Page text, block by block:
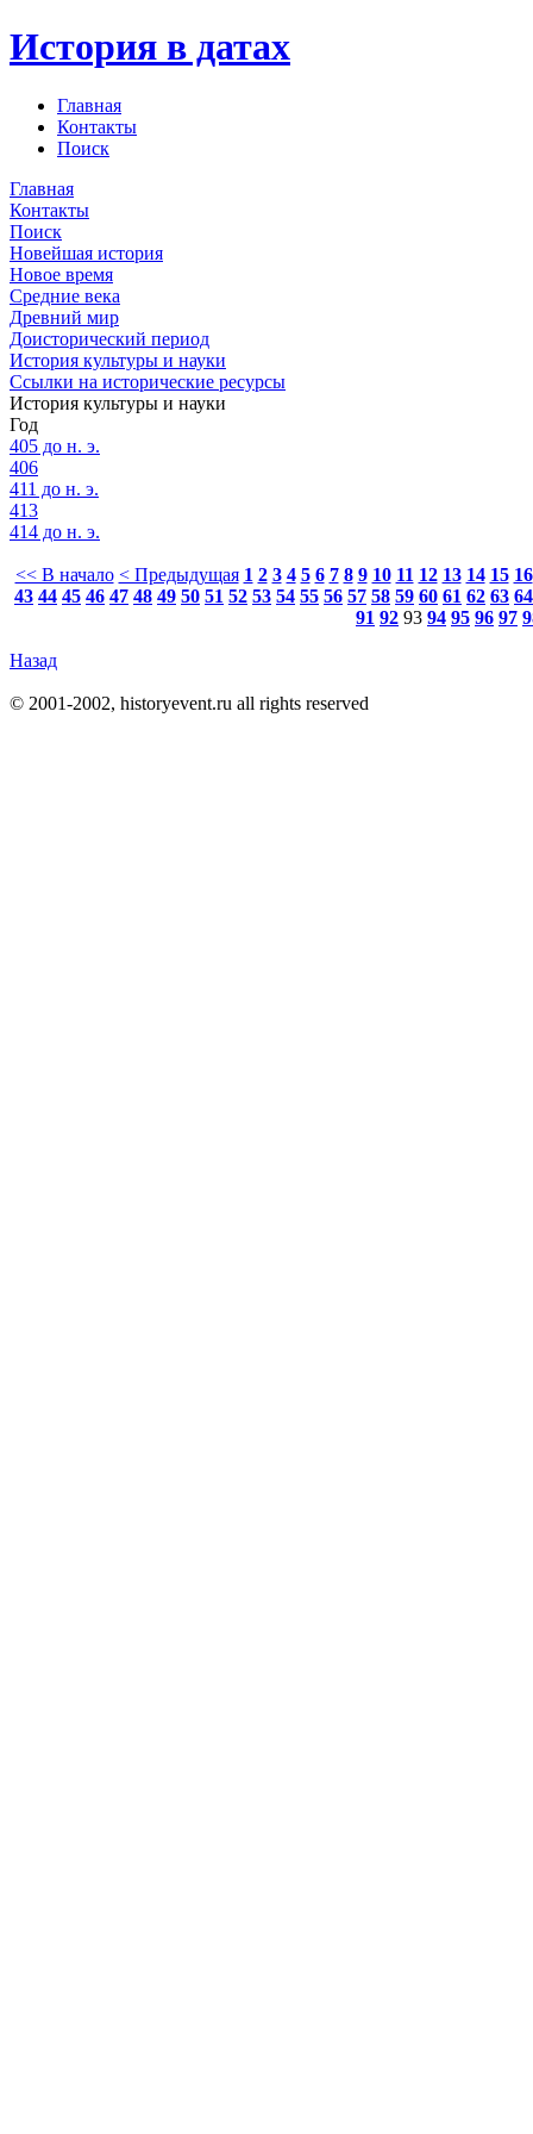
История в датах
Главная
Контакты
Поиск
Главная
Контакты
Поиск
Новейшая история
Новое время
Средние века
Древний мир
Доисторический период
История культуры и науки
Ссылки на исторические ресурсы
История культуры и науки
Год
405 до н. э.
406
411 до н. э.
413
414 до н. э.
<< В начало < Предыдущая 1 2 3 4 5 6 7 8 9 10 11 12 13 14 15 16
43 44 45 46 47 48 49 50 51 52 53 54 55 56 57 58 59 60 61 62 63 64
91 92 93 94 95 96 97
Назад
© 2001-2002, historyevent.ru all rights reserved